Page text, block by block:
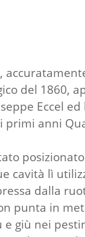
del 1860,
Eccel ed
primi anni
cavità lì
dalla
punta in
e giù nei